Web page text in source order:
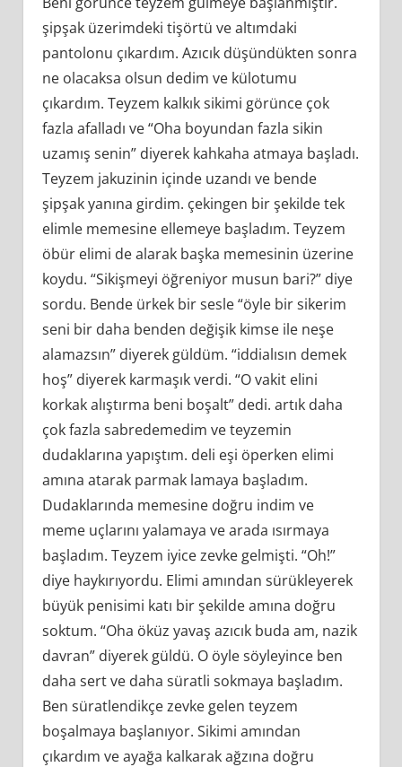
şipşak üzerimdeki tişörtü ve altımdaki
pantolonu çıkardım. Azıcık düşündükten sonra
ne olacaksa olsun dedim ve külotumu
çıkardım. Teyzem kalkık sikimi görünce çok
fazla afalladı ve “Oha boyundan fazla sikin
uzamış senin” diyerek kahkaha atmaya başladı.
Teyzem jakuzinin içinde uzandı ve bende
şipşak yanına girdim. çekingen bir şekilde tek
elimle memesine ellemeye başladım. Teyzem
öbür elimi de alarak başka memesinin üzerine
koydu. “Sikişmeyi öğreniyor musun bari?” diye
sordu. Bende ürkek bir sesle “öyle bir sikerim
seni bir daha benden değişik kimse ile neşe
alamazsın” diyerek güldüm. “iddialısın demek
hoş” diyerek karmaşık verdi. “O vakit elini
korkak alıştırma beni boşalt” dedi. artık daha
çok fazla sabredemedim ve teyzemin
dudaklarına yapıştım. deli eşi öperken elimi
amına atarak parmak lamaya başladım.
Dudaklarında memesine doğru indim ve
meme uçlarını yalamaya ve arada ısırmaya
başladım. Teyzem iyice zevke gelmişti. “Oh!”
diye haykırıyordu. Elimi amından sürükleyerek
büyük penisimi katı bir şekilde amına doğru
soktum. “Oha öküz yavaş azıcık buda am, nazik
davran” diyerek güldü. O öyle söyleyince ben
daha sert ve daha süratli sokmaya başladım.
Ben süratlendikçe zevke gelen teyzem
boşalmaya başlanıyor. Sikimi amından
çıkardım ve ayağa kalkarak ağzına doğru